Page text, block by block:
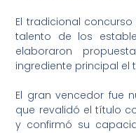
El tradicional
talento de los
elaboraron
ingrediente principal el
El gran vencedor fue
que revalidó el título
y confirmó su